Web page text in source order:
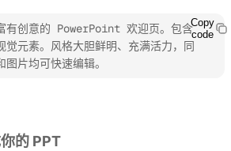
有创意的 PowerPoint 欢迎页。包含
觉元素。风格大胆鲜明、充满活力，同
片均可快速编辑。
Copy
code
的 PPT